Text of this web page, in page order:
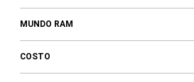
MUNDO RAM
COSTO